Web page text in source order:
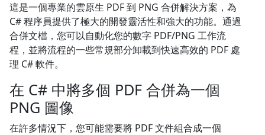
這是一個專業的雲原生 PDF 到 PNG 合併解決方案，為
C# 程序員提供了極大的開發靈活性和強大的功能。通過
合併文檔，您可以自動化您的數字 PDF/PNG 工作流
程，並將流程的一些常規部分卸載到快速高效的 PDF 處
理 C# 軟件。
在 C# 中將多個 PDF 合併為一個
PNG 圖像
在許多情況下，您可能需要將 PDF 文件組合成一個